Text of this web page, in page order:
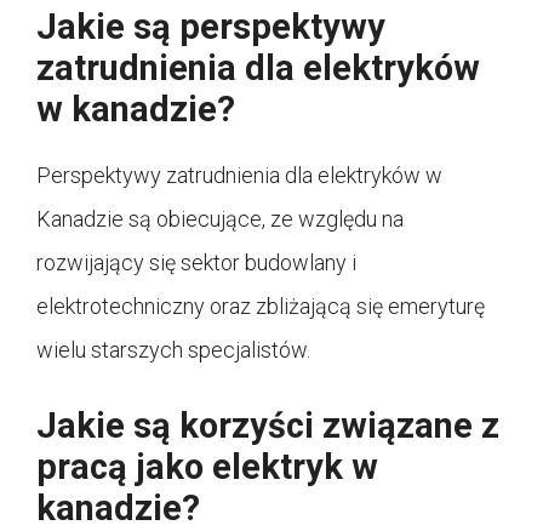
Jakie są perspektywy
zatrudnienia dla elektryków
w kanadzie?
Perspektywy zatrudnienia dla elektryków w
Kanadzie są obiecujące, ze względu na
rozwijający się sektor budowlany i
elektrotechniczny oraz zbliżającą się emeryturę
wielu starszych specjalistów.
Jakie są korzyści związane z
pracą jako elektryk w
kanadzie?